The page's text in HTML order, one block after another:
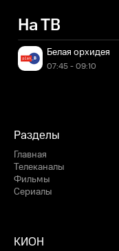
На ТВ
Белая орхидея
07:45 - 09:10
Разделы
Главная
Телеканалы
Фильмы
Сериалы
КИОН